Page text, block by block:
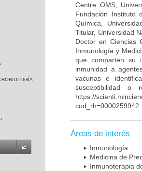
Centre OMS,
Fundación Instituto
Química,
Titular, Universidad
Doctor en Ciencias
Inmunología y
que comparten su
inmunidad a
vacunas e
susceptibilidad o
https://
cod_rh=0000259942
Áreas de interés
Inmunología
Medicina de
Inmunoterapia